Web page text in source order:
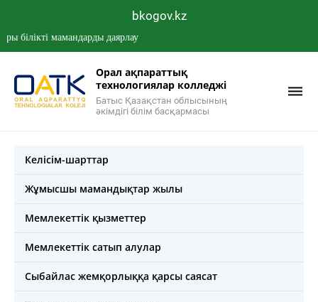
bkogov.kz
мамандарды даярлау
Орал ақпараттық
технологиялар колледжі
Батыс Қазақстан облысының
әкімдігі білім басқармасы
Келісім-шарттар
Жұмысшы мамандықтар жылы
Мемлекеттік қызметтер
Мемлекеттік сатып алулар
Сыбайлас жемқорлыққа қарсы саясат